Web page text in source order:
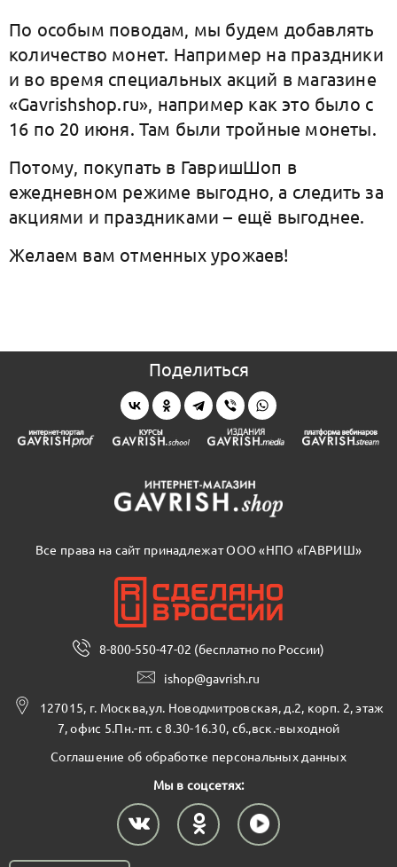
По особым поводам, мы будем добавлять
количество монет. Например на праздники
и во время специальных акций в магазине
«Gavrishshop.ru», например как это было с
16 по 20 июня. Там были тройные монеты.
Потому, покупать в ГавришШоп в
ежедневном режиме выгодно, а следить за
акциями и праздниками – ещё выгоднее.
Желаем вам отменных урожаев!
Поделиться
Все права на сайт принадлежат ООО «НПО «ГАВРИШ»
8-800-550-47-02 (бесплатно по России)
ishop@gavrish.ru
127015, г. Москва,ул. Новодмитровская, д.2, корп. 2, этаж
7, офис 5.Пн.-пт. с 8.30-16.30, сб.,вск.-выходной
Соглашение об обработке персональных данных
Мы в соцсетях: